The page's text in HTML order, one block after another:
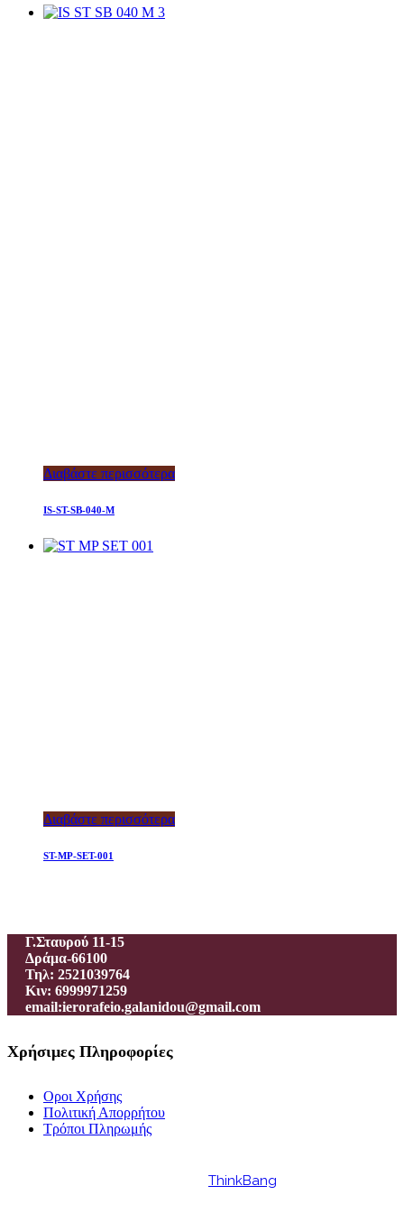
Διαβάστε περισσότερα
IS-ST-SB-040-M
Διαβάστε περισσότερα
ST-MP-SET-001
Γ.Σταυρού 11-15
Δράμα-66100
Τηλ: 2521039764
Κιν: 6999971259
email:ierorafeio.galanidou@gmail.com
Χρήσιμες Πληροφορίες
Οροι Χρήσης
Πολιτική Απορρήτου
Τρόποι Πληρωμής
ThinkBang